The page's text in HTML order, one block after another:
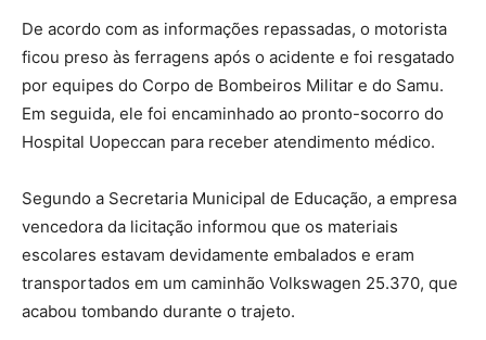
De acordo com as informações repassadas, o motorista
ficou preso às ferragens após o acidente e foi resgatado
por equipes do Corpo de Bombeiros Militar e do Samu.
Em seguida, ele foi encaminhado ao pronto-socorro do
Hospital Uopeccan para receber atendimento médico.
Segundo a Secretaria Municipal de Educação, a empresa
vencedora da licitação informou que os materiais
escolares estavam devidamente embalados e eram
transportados em um caminhão Volkswagen 25.370, que
acabou tombando durante o trajeto.